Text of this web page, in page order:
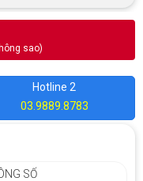
sao)
Hotline 2
03.9889.8783
SỐ